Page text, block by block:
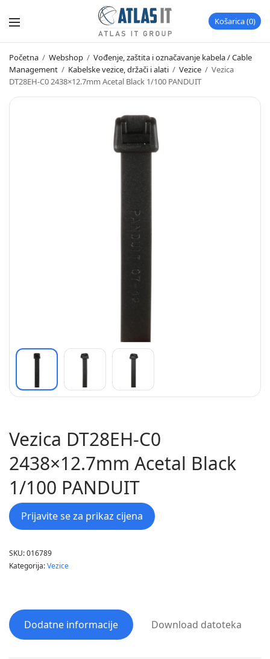
Košarica 0
Početna / Webshop / Vođenje, zaštita i označavanje kabela / Cable
Management / Kabelske vezice, držači i alati / Vezice / Vezica
DT28EH-C0 2438×12.7mm Acetal Black 1/100 PANDUIT
Vezica DT28EH-C0
2438×12.7mm Acetal Black
1/100 PANDUIT
Prijavite se za prikaz cijena
SKU:016789
Kategorija:Vezice
Dodatne informacije Download datoteka